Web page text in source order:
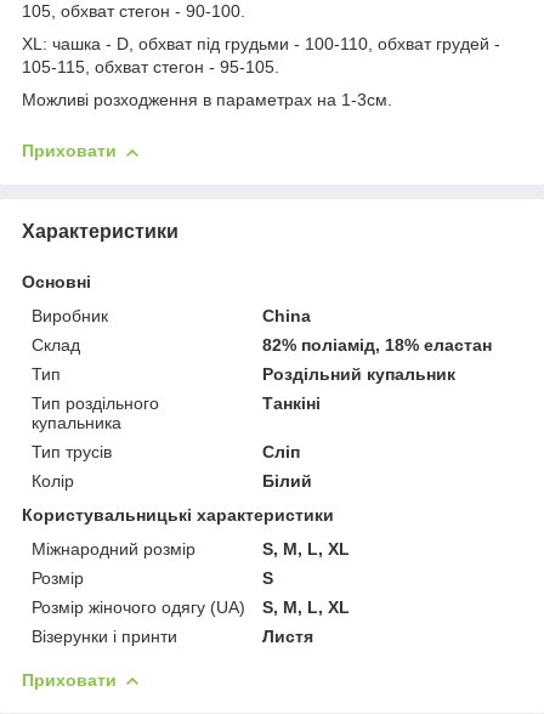
105, обхват стегон - 90-100.
XL: чашка - D, обхват під грудьми - 100-110, обхват грудей -
105-115, обхват стегон - 95-105.
Можливі розходження в параметрах на 1-3см.
Приховати
Характеристики
Основні
Виробник
China
Склад
82% поліамід, 18% еластан
Тип
Роздільний купальник
Тип роздільного
купальника
Танкіні
Тип трусів
Сліп
Колір
Білий
Користувальницькі характеристики
Міжнародний розмір
S, M, L, XL
Розмір
S
Розмір жіночого одягу (UA)
S, M, L, XL
Візерунки і принти
Листя
Приховати